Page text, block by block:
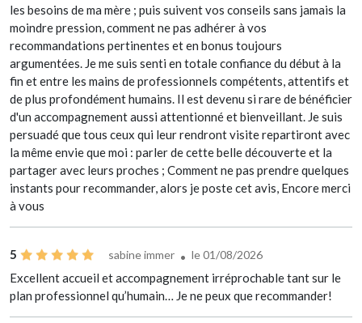
les besoins de ma mère ; puis suivent vos conseils sans jamais la
moindre pression, comment ne pas adhérer à vos
recommandations pertinentes et en bonus toujours
argumentées. Je me suis senti en totale confiance du début à la
fin et entre les mains de professionnels compétents, attentifs et
de plus profondément humains. Il est devenu si rare de bénéficier
d'un accompagnement aussi attentionné et bienveillant. Je suis
persuadé que tous ceux qui leur rendront visite repartiront avec
la même envie que moi : parler de cette belle découverte et la
partager avec leurs proches ; Comment ne pas prendre quelques
instants pour recommander, alors je poste cet avis, Encore merci
à vous
5 sabine immer le 01/08/2026
Excellent accueil et accompagnement irréprochable tant sur le
plan professionnel qu’humain… Je ne peux que recommander!